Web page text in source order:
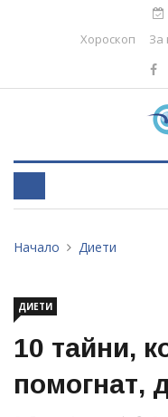
Хороскоп
За
Начало Диети
ДИЕТИ
10 тайни,
помогнат,